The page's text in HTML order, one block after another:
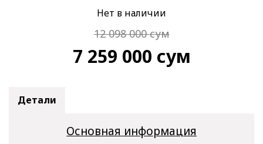
Нет в наличии
12 098 000сум
7 259 000 сум
Детали
Основная информация